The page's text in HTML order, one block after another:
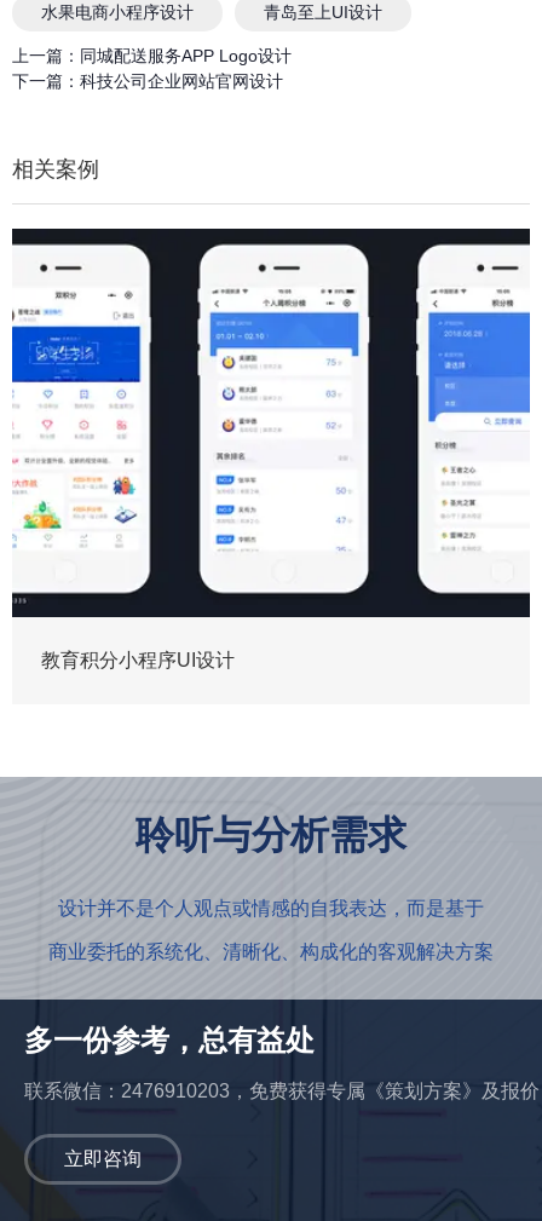
水果电商小程序设计
青岛至上UI设计
上一篇： 同城配送服务APP Logo设计
下一篇： 科技公司企业网站官网设计
相关案例
教育积分小程序UI设计
聆听与分析需求
设计并不是个人观点或情感的自我表达，而是基于
商业委托的系统化、清晰化、构成化的客观解决方案
多一份参考，总有益处
联系微信：2476910203，免费获得专属《策划方案》及报价
立即咨询